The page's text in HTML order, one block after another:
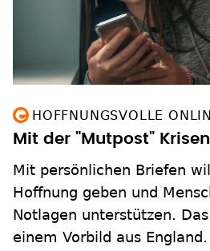
HOFFNUNGSVOLLE
Mit der "Mutpost"
Mit persönlichen Briefen
Hoffnung geben und
Notlagen unterstützen.
einem Vorbild aus England.